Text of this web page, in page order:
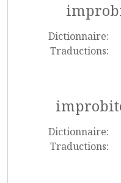
Dictionnaire:
Traductions:
Dictionnaire:
Traductions: